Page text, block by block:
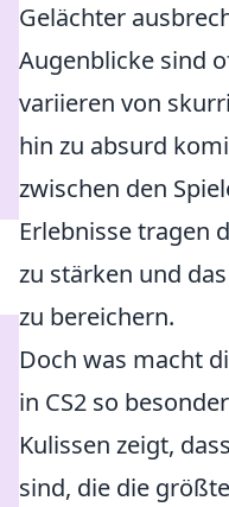
Gelächter
Augenblicke sind
variieren von
hin zu absurd
zwischen den
Erlebnisse tragen
zu stärken und
zu bereichern.
Doch was macht
in CS2 so
Kulissen zeigt,
sind, die die